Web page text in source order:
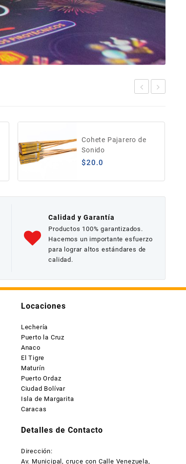
Cohete Pajarero de
Sonido
$20.0
Calidad y Garantía
Productos 100% garantizados.
Hacemos un importante esfuerzo
para lograr altos estándares de
calidad.
Locaciones
Lechería
Puerto la Cruz
Anaco
El Tigre
Maturín
Puerto Ordaz
Ciudad Bolívar
Isla de Margarita
Caracas
Detalles de Contacto
Dirección:
Av. Municipal, cruce con Calle Venezuela,